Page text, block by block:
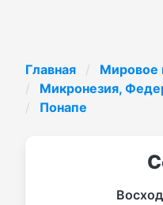
Главная Мировое
Микронезия,
Понапе